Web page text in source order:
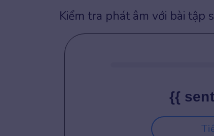
Kiểm tra phát âm với bài tập
{{